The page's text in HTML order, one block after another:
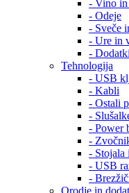
- Vino in
- Odeje
- Sveče
- Ure in
-
Tehnologija
- USB
- Kabli
- Ostali
-
- Power
-
- Stojala
- USB
-
Orodje in